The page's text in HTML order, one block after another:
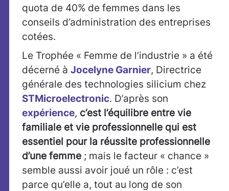
quota de 40% de femmes dans les
conseils d’administration des entreprises
cotées.
Le Trophée « Femme de l’industrie » a été
décerné à Jocelyne Garnier, Directrice
générale des technologies silicium chez
STMicroelectronic. D’après son
expérience, c’est l’équilibre entre vie
familiale et vie professionnelle qui est
essentiel pour la réussite professionnelle
d’une femme ; mais le facteur « chance »
semble aussi avoir joué un rôle : c’est
parce qu’elle a, tout au long de son